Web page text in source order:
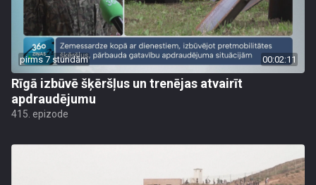
pirms 7 stundām 00:02:11
Rīgā izbūvē šķēršļus un trenējas atvairīt
apdraudējumu
415. epizode